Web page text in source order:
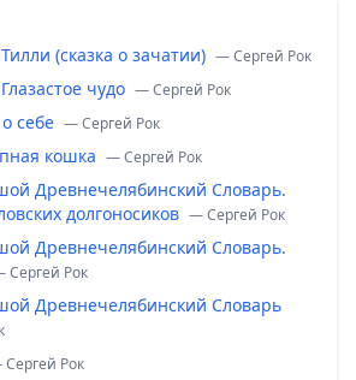
(сказка о зачатии) — Сергей Рок
чудо — Сергей Рок
себе — Сергей Рок
кошка — Сергей Рок
Древнечелябинский Словарь.
долгоносиков — Сергей Рок
Древнечелябинский Словарь.
Сергей Рок
Древнечелябинский Словарь
Рок